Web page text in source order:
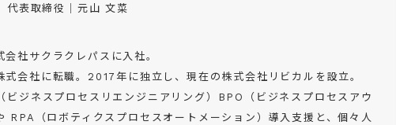
代表取締役│元山 文菜
社サクラクレパスに入社。
式会社に転職。2017年に独立し、現在の株式会社リビカルを設立。
ビジネスプロセスリエンジニアリング）BPO（ビジネスプロセスアウ
RPA（ロボティクスプロセスオートメーション）導入支援と、個々人